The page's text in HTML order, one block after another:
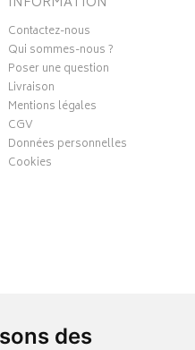
des
Contactez-nous
Qui sommes-nous ?
Poser une question
Livraison
Mentions légales
CGV
Données personnelles
Cookies